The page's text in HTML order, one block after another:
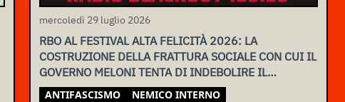
mercoledì 29 luglio 2026
RBO AL FESTIVAL ALTA FELICITÀ 2026: LA
COSTRUZIONE DELLA FRATTURA SOCIALE CON CUI IL
GOVERNO MELONI TENTA DI INDEBOLIRE IL
MOVIMENTO
ANTIFASCISMO
NEMICO INTERNO